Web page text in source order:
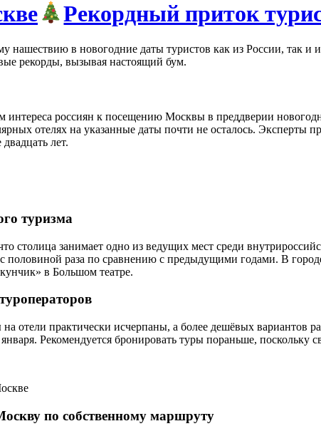
Рекордный приток
нашествию в новогодние даты туристов как из России, так и
рекорды, вызывая настоящий бум.
интереса россиян к посещению Москвы в преддверии
отелях на указанные даты почти не осталось. Эксперты
лет.
туризма
столица занимает одно из ведущих мест среди
половиной раза по сравнению с предыдущими годами. В
в Большом театре.
отели практически исчерпаны, а более дешёвых
Рекомендуется бронировать туры пораньше, поскольку
по собственному маршруту